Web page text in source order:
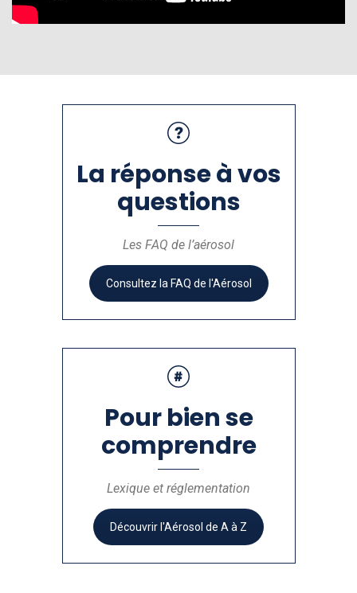
La réponse à vos
questions
Les FAQ de l’aérosol
Consultez la FAQ de l'Aérosol
Pour bien se
comprendre
Lexique et réglementation
Découvrir l'Aérosol de A à Z